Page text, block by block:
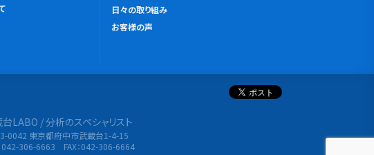
情
報
日々の取り組み
お客様の声
LABO / 分析のスペシャリスト
0042 東京都府中市武蔵台1-4-15
042-306-6663 FAX：042-306-6664